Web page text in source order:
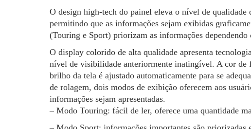
O design high-tech do painel eleva o nível de
permitindo que as informações sejam exibidas
(Touring e Sport) priorizam as informações
O display colorido de alta qualidade apresenta
nível de visibilidade anteriormente inatingível. A cor de
brilho da tela é ajustado automaticamente para se
de rolagem, dois modos de exibição oferecem aos
informações sejam apresentadas.
– Modo Touring: fácil de ler, oferece uma quantidade